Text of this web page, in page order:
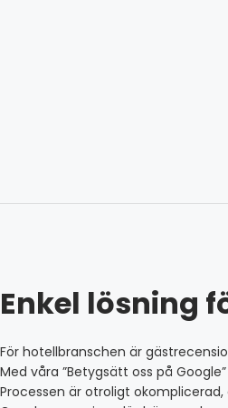
Enkel lösning
För hotellbranschen är
Med våra ”Betygsätt oss på
Processen är otroligt